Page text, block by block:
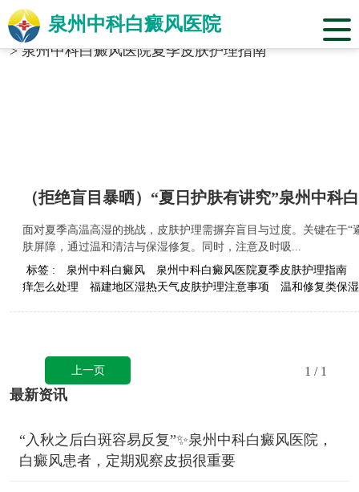
泉州中科白癜风医院
当前位置：福建省泉州市中科白癜风医院
标签合辑
>泉州中科白癜风医院夏季皮肤护理指南
（拒绝盲目暴晒）“夏日护肤有讲究”泉州中科
面对夏季高温高湿的挑战，皮肤护理需摒弃盲目与过度。关键在于
肤屏障，通过温和清洁与保湿修复。同时，注意及时吸...
标签 :
泉州中科白癜风 泉州中科白癜风医院夏季皮肤护理指南
痒怎么处理
福建地区湿热天气皮肤护理注意事项 温和修复类保
上一页 1 / 1
最新资讯
“入秋之后白斑容易反复”✨泉州中科白癜风医院，
白癜风患者，定期观察皮损很重要